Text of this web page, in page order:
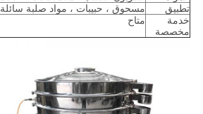
تطبيق
مسحوق ، حبيبات ، مواد صلبة سائلة
خدمة
مخصصة
متاح